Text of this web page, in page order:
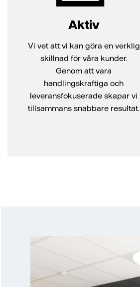
Aktiv
Vi vet att vi kan göra en verklig
skillnad för våra kunder.
Genom att vara
handlingskraftiga och
leveransfokuserade skapar vi
tillsammans snabbare resultat.